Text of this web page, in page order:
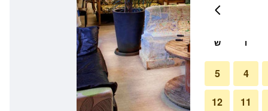
ו ש
4
5
11
12